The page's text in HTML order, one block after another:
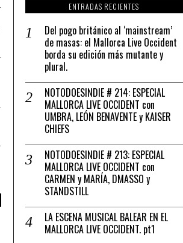
ENTRADAS RECIENTES
Del pogo británico al ‘mainstream’
de masas: el Mallorca Live Occident
borda su edición más mutante y
plural.
NOTODOESINDIE # 214: ESPECIAL
MALLORCA LIVE OCCIDENT con
UMBRA, LEÓN BENAVENTE y KAISER
CHIEFS
NOTODOESINDIE # 213: ESPECIAL
MALLORCA LIVE OCCIDENT con
CARMEN y MARÍA, DMASSO y
STANDSTILL
LA ESCENA MUSICAL BALEAR EN EL
MALLORCA LIVE OCCIDENT. pt1